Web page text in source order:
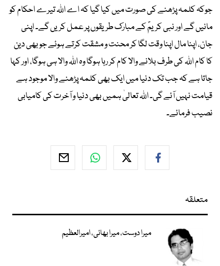
جوکہ کلمہ پڑھنے کی صورت میں کیا گیا کہ اے اللہ تیرے احکام کو
مانیں گے اور نبی کریمؐ کے مبارک طریقوں پر عمل کریں گے۔ اپنی
جان، اپنا مال اپنا وقت لگا کر محنت و مشقت کرتے ہوئے جو بھی دین
کا کام اللہ کی طرف بلانے والا کام کر رہا ہوگا وہ اللہ والا ہی ہوگا، اور کہا
جاتا ہے کہ جب تک دنیا میں ایک بھی کلمہ پڑھنے والا موجود ہے
قیامت نہیں آئے گی۔ اللہ تعالیٰ ہمیں بھی دنیا و آخرت کی کامیابی
نصیب فرمائے۔
متعلقہ
میرا دوست، میرا بھائی، امیرالعظیم